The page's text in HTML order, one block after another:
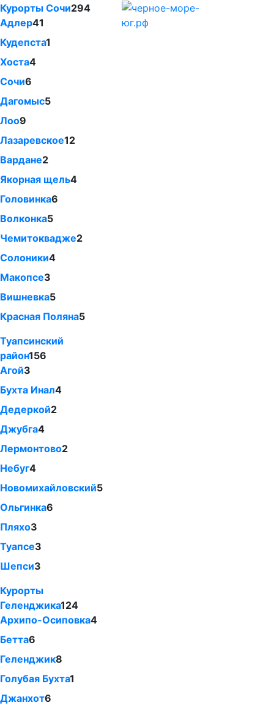
Курорты Сочи294
Адлер41
Кудепста1
Хоста4
Сочи6
Дагомыс5
Лоо9
Лазаревское12
Вардане2
Якорная щель4
Головинка6
Волконка5
Чемитоквадже2
Солоники4
Макопсе3
Вишневка5
Красная Поляна5
Туапсинский
район156
Агой3
Бухта Инал4
Дедеркой2
Джубга4
Лермонтово2
Небуг4
Новомихайловский5
Ольгинка6
Пляхо3
Туапсе3
Шепси3
Курорты
Геленджика124
Архипо-Осиповка4
Бетта6
Геленджик8
Голубая Бухта1
Джанхот6